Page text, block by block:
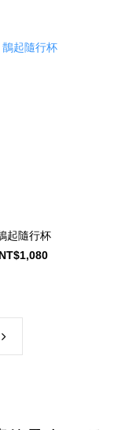
起隨行杯
NT$1,080